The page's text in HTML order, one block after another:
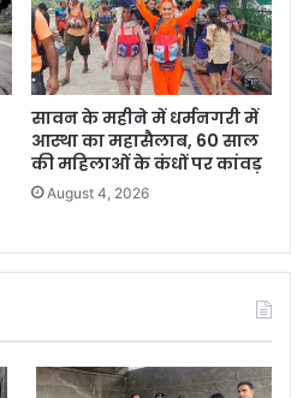
सावन के महीने में धर्मनगरी में
आस्था का महासैलाब, 60 साल
की महिलाओं के कंधों पर कांवड़
August 4, 2026